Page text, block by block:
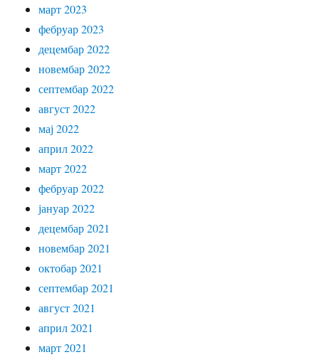
март 2023
фебруар 2023
децембар 2022
новембар 2022
септембар 2022
август 2022
мај 2022
април 2022
март 2022
фебруар 2022
јануар 2022
децембар 2021
новембар 2021
октобар 2021
септембар 2021
август 2021
април 2021
март 2021